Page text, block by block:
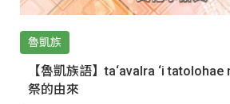
魯凱族
【魯凱族語】ta‘avalra ‘i
祭的由來